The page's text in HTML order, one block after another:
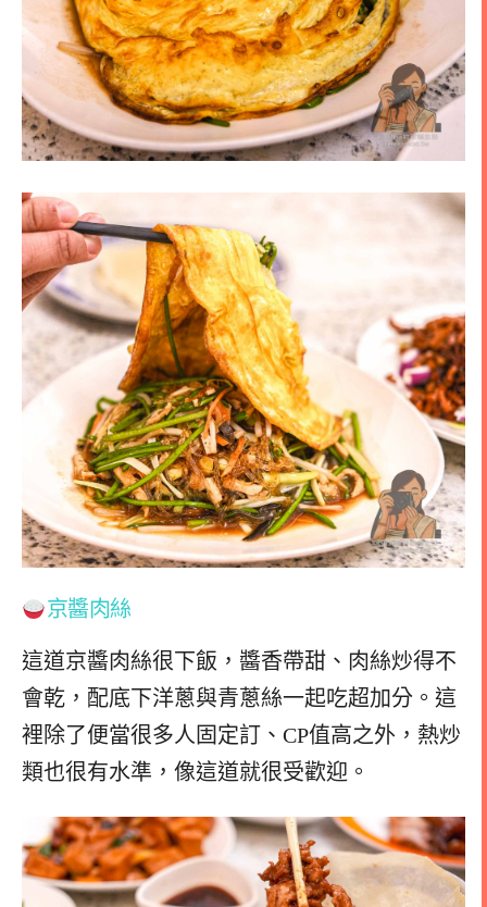
京醬肉絲
這道京醬肉絲很下飯，醬香帶甜、肉絲炒得不
會乾，配底下洋蔥與青蔥絲一起吃超加分。這
裡除了便當很多人固定訂、CP值高之外，熱炒
類也很有水準，像這道就很受歡迎。